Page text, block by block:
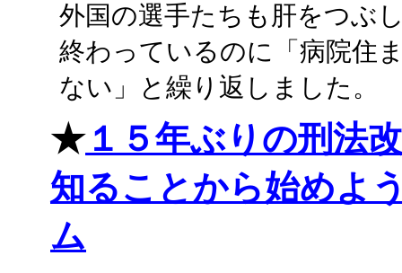
外国の選手たちも肝をつぶ
終わっているのに「病院住
ない」と繰り返しました。
★１５年ぶりの刑法
知ることから始めよ
ム